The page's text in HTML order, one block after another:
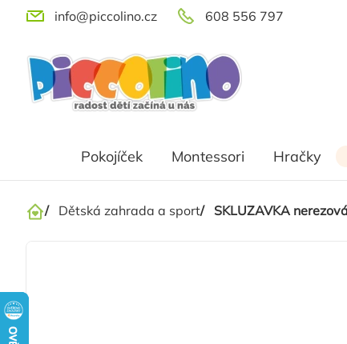
Přejít
obsah
608 556 797
info@piccolino.cz
Pokojíček Montessori Hračky
Domů
/ Dětská zahrada a sport/ SKLUZAVKA